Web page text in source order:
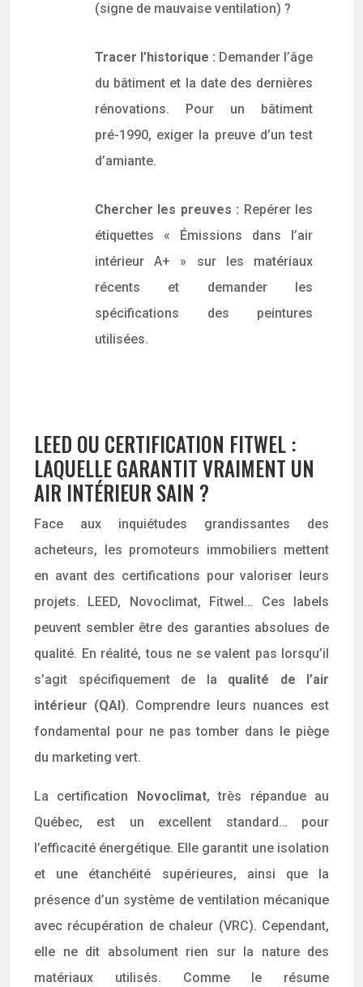
(signe de mauvaise ventilation) ?
Tracer l’historique : Demander l’âge
du bâtiment et la date des dernières
rénovations. Pour un bâtiment
pré-1990, exiger la preuve d’un test
d’amiante.
Chercher les preuves : Repérer les
étiquettes « Émissions dans l’air
intérieur A+ » sur les matériaux
récents et demander les
spécifications des peintures
utilisées.
LEED OU CERTIFICATION FITWEL :
LAQUELLE GARANTIT VRAIMENT UN
AIR INTÉRIEUR SAIN ?
Face aux inquiétudes grandissantes des
acheteurs, les promoteurs immobiliers mettent
en avant des certifications pour valoriser leurs
projets. LEED, Novoclimat, Fitwel… Ces labels
peuvent sembler être des garanties absolues de
qualité. En réalité, tous ne se valent pas lorsqu’il
s’agit spécifiquement de la qualité de l’air
intérieur (QAI). Comprendre leurs nuances est
fondamental pour ne pas tomber dans le piège
du marketing vert.
La certification Novoclimat, très répandue au
Québec, est un excellent standard… pour
l’efficacité énergétique. Elle garantit une isolation
et une étanchéité supérieures, ainsi que la
présence d’un système de ventilation mécanique
avec récupération de chaleur (VRC). Cependant,
elle ne dit absolument rien sur la nature des
matériaux utilisés. Comme le résume